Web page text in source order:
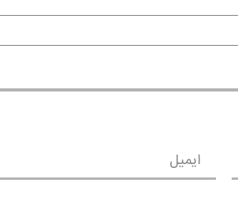
ایمیل